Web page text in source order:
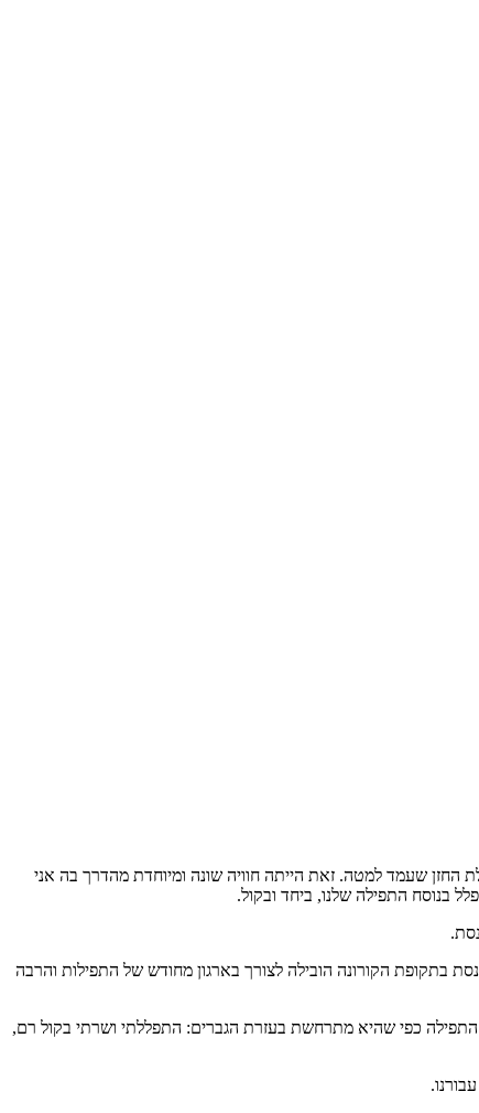
החזן שעמד למטה. זאת הייתה חוויה שונה ומיוחדת מהדרך בה אני
בנוסח התפילה שלנו, ביחד ובקול.
בתקופת הקורונה הובילה לצורך בארגון מחודש של התפילות והרבה
כפי שהיא מתרחשת בעזרת הגברים: התפללתי ושרתי בקול רם,